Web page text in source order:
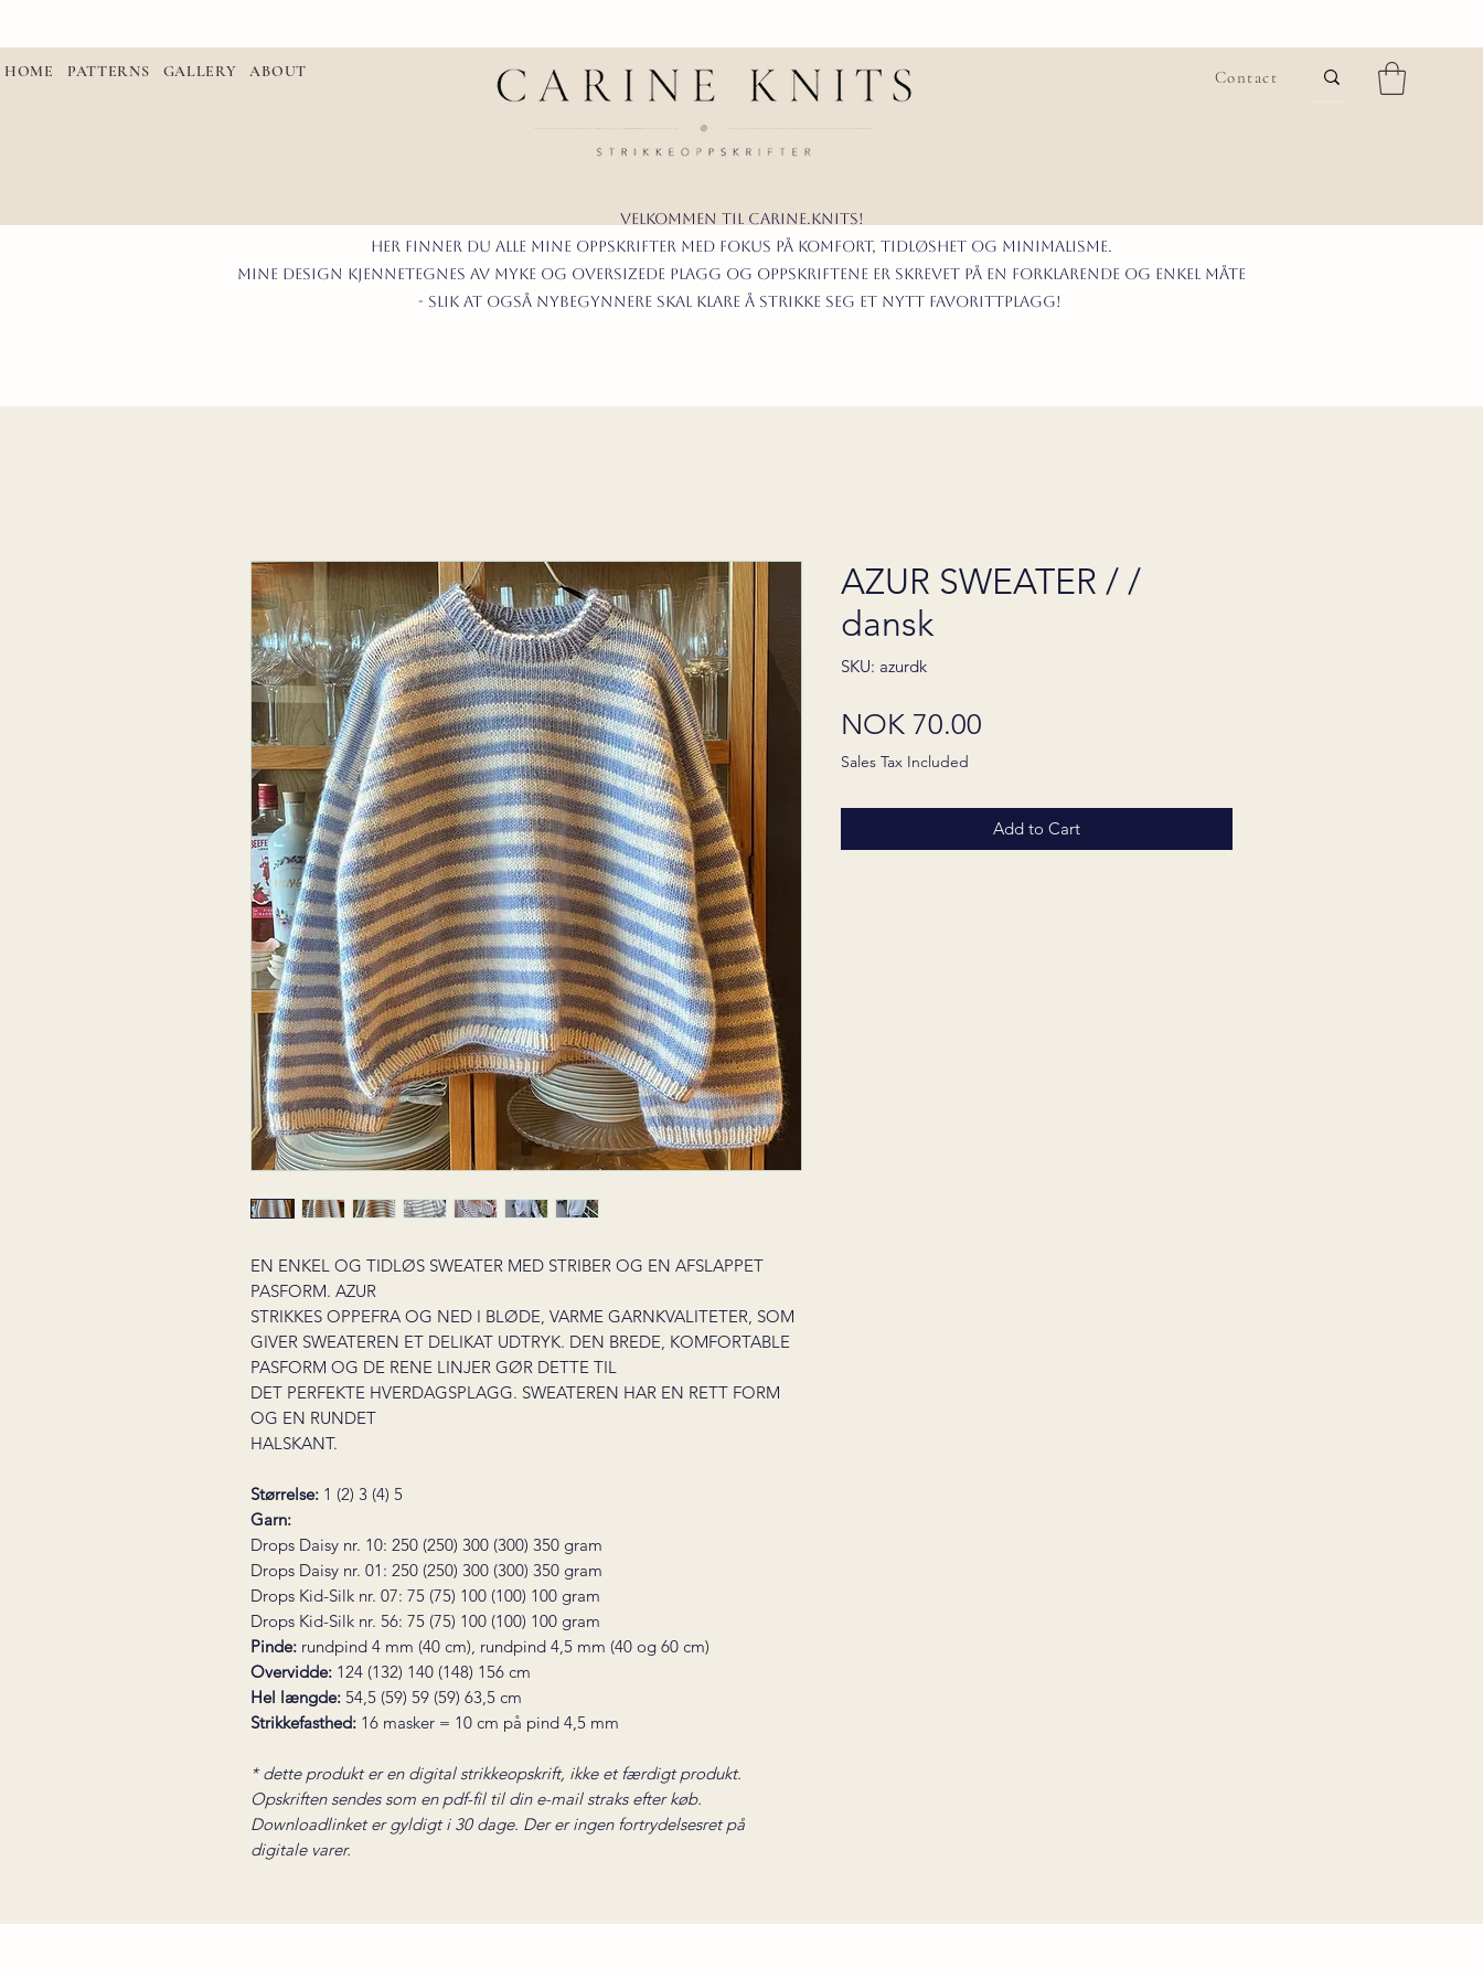
HOME PATTERNS GALLERY ABOUT Contact
Velkommen til carine.knits!
Her finner du alle mine oppskrifter MED FOKUS PÅ KOMFORT, TIDLØShet OG MINIMALISme.
mine design kjennetegnes av myke og oversizede plagg og oppskriftene er skrevet på en forklarende og enkel måte
- slik at også nybegynnere skal klare å strikke seg et nytt favorittplagg!
EN ENKEL OG TIDLØS SWEATER MED STRIBER OG EN AFSLAPPET
PASFORM. AZUR
STRIKKES OPPEFRA OG NED I BLØDE, VARME GARNKVALITETER, SOM
GIVER SWEATEREN ET DELIKAT UDTRYK. DEN BREDE, KOMFORTABLE
PASFORM OG DE RENE LINJER GØR DETTE TIL
DET PERFEKTE HVERDAGSPLAGG. SWEATEREN HAR EN RETT FORM
OG EN RUNDET
HALSKANT.
Størrelse: 1 (2) 3 (4) 5
Garn:
Drops Daisy nr. 10: 250 (250) 300 (300) 350 gram
Drops Daisy nr. 01: 250 (250) 300 (300) 350 gram
Drops Kid-Silk nr. 07: 75 (75) 100 (100) 100 gram
Drops Kid-Silk nr. 56: 75 (75) 100 (100) 100 gram
Pinde: rundpind 4 mm (40 cm), rundpind 4,5 mm (40 og 60 cm)
Overvidde: 124 (132) 140 (148) 156 cm
Hel længde: 54,5 (59) 59 (59) 63,5 cm
Strikkefasthed: 16 masker = 10 cm på pind 4,5 mm
* dette produkt er en digital strikkeopskrift, ikke et færdigt produkt.
Opskriften sendes som en pdf-fil til din e-mail straks efter køb.
Downloadlinket er gyldigt i 30 dage. Der er ingen fortrydelsesret på
digitale varer.
AZUR SWEATER / /
dansk
SKU: azurdk
NOK 70.00
Sales Tax Included
Add to Cart